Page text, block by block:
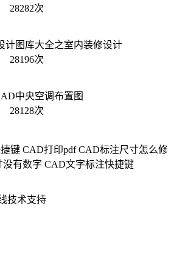
28282次
计图库大全之室内装修设计
28196次
中央空调布置图
28128次
键 CAD打印pdf CAD标注尺寸怎么修
有数字 CAD文字标注快捷键
技术支持